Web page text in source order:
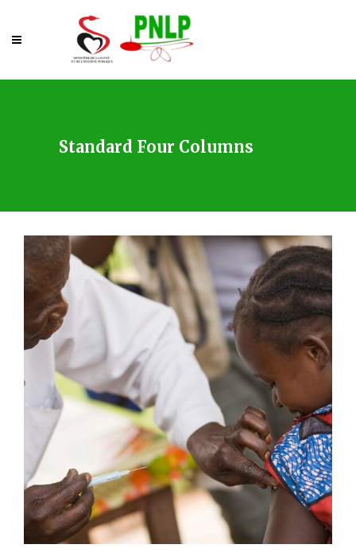
Standard Four Columns